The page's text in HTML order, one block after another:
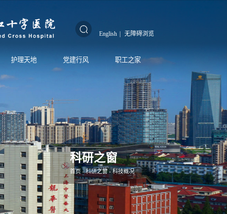
English | 无障碍浏览
护理天地 党建行风 职工之家
科研之窗
首页- 科研之窗-科技概况